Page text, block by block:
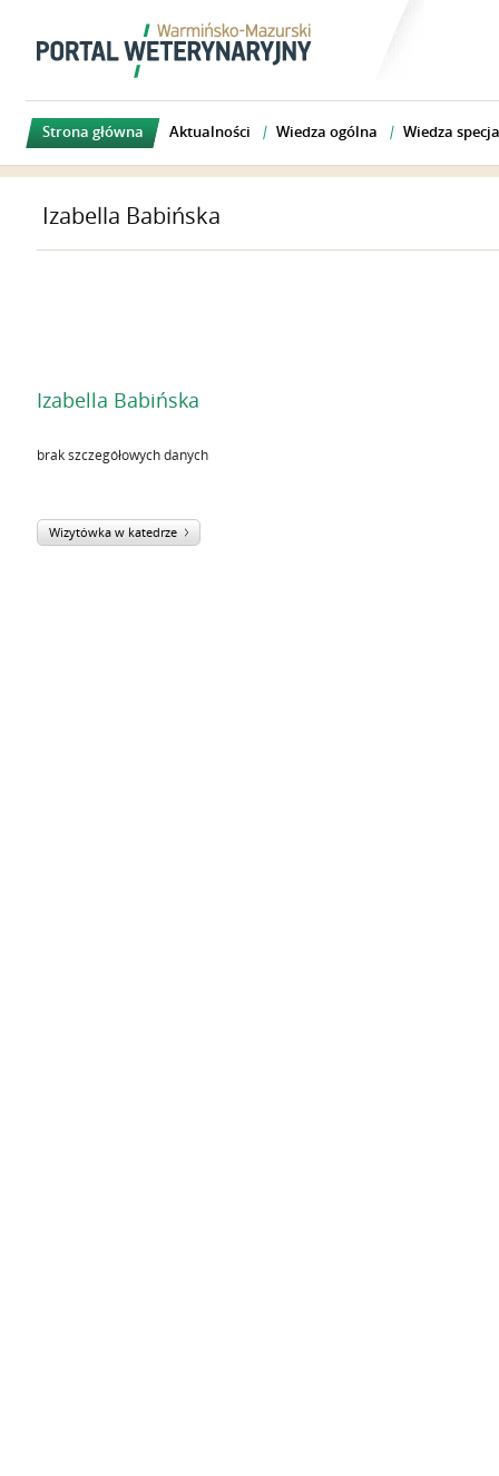
Strona główna Aktualności Wiedza ogólna Wiedza
Izabella Babińska
Izabella Babińska
brak szczegółowych danych
Wizytówka w katedrze